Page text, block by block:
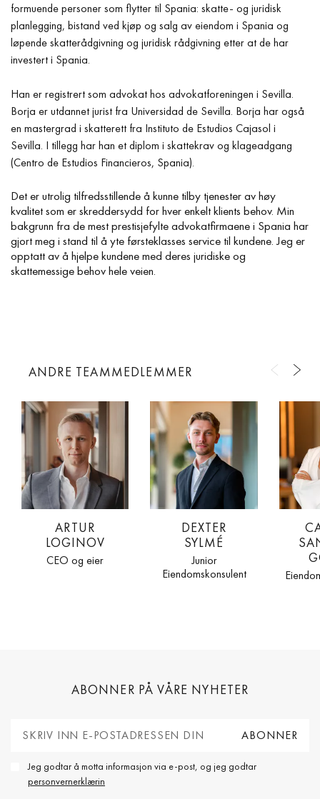
formuende personer som flytter til Spania: skatte- og juridisk
planlegging, bistand ved kjøp og salg av eiendom i Spania og
løpende skatterådgivning og juridisk rådgivning etter at de har
investert i Spania.
Han er registrert som advokat hos advokatforeningen i Sevilla.
Borja er utdannet jurist fra Universidad de Sevilla. Borja har også
en mastergrad i skatterett fra Instituto de Estudios Cajasol i
Sevilla. I tillegg har han et diplom i skattekrav og klageadgang
(Centro de Estudios Financieros, Spania).
Det er utrolig tilfredsstillende å kunne tilby tjenester av høy
kvalitet som er skreddersydd for hver enkelt klients behov. Min
bakgrunn fra de mest prestisjefylte advokatfirmaene i Spania har
gjort meg i stand til å yte førsteklasses service til kundene. Jeg er
opptatt av å hjelpe kundene med deres juridiske og
skattemessige behov hele veien.
ANDRE TEAMMEDLEMMER
ARTUR
LOGINOV
CEO og eier
DEXTER
SYLMÉ
Junior
Eiendomskonsulent
ABONNER PÅ VÅRE NYHETER
Jeg godtar å motta informasjon via e-post, og jeg godtar
personvernerklærin